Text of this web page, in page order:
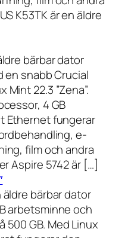
K53TK är en äldre
bärbar dator
en snabb Crucial
Mint 22.3 ”Zena”.
4 GB
Ethernet fungerar
e-
film och andra
Aspire 5742 är […]
bärbar dator
arbetsminne och
500 GB. Med Linux